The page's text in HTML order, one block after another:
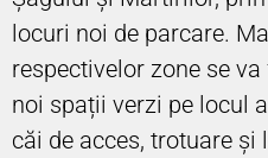
locuri noi de parcare.
respectivelor zone se
noi spații verzi pe locul
căi de acces, trotuare și